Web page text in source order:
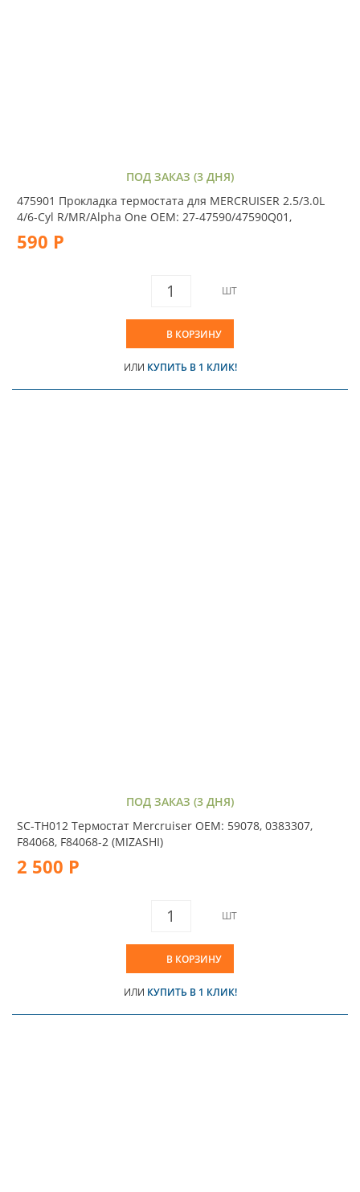
ПОД ЗАКАЗ (3 ДНЯ)
475901 Прокладка термостата для MERCRUISER 2.5/3.0L
4/6-Cyl R/MR/Alpha One OEM: 27-47590/47590Q01,
590 Р
ШТ
В КОРЗИНУ
ИЛИ КУПИТЬ В 1 КЛИК!
ПОД ЗАКАЗ (3 ДНЯ)
SC-TH012 Термостат Mercruiser OEM: 59078, 0383307,
F84068, F84068-2 (MIZASHI)
2 500 Р
ШТ
В КОРЗИНУ
ИЛИ КУПИТЬ В 1 КЛИК!